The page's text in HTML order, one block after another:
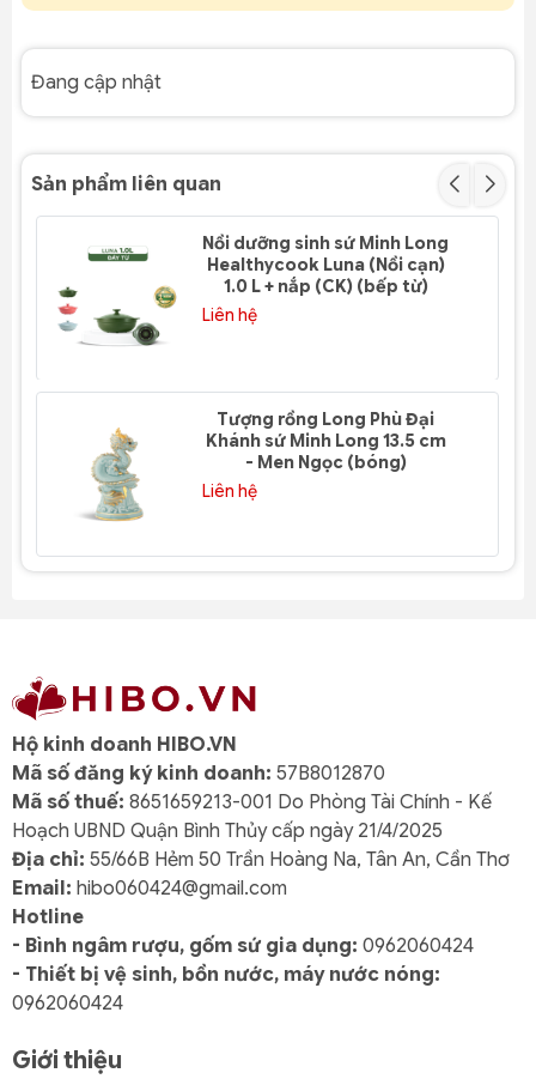
Đang cập nhật
Sản phẩm liên quan
Nồi dưỡng sinh sứ Minh Long
Healthycook Luna (Nồi cạn)
1.0 L + nắp (CK) (bếp từ)
Liên hệ
Tượng rồng Long Phù Đại
Khánh sứ Minh Long 13.5 cm
- Men Ngọc (bóng)
Liên hệ
Hộ kinh doanh HIBO.VN
Mã số đăng ký kinh doanh: 57B8012870
Mã số thuế: 8651659213-001 Do Phòng Tài Chính - Kế
Hoạch UBND Quận Bình Thủy cấp ngày 21/4/2025
Địa chỉ: 55/66B Hẻm 50 Trần Hoàng Na, Tân An, Cần Thơ
Email: hibo060424@gmail.com
Hotline
- Bình ngâm rượu, gốm sứ gia dụng: 0962060424
- Thiết bị vệ sinh, bồn nước, máy nước nóng:
0962060424
Giới thiệu